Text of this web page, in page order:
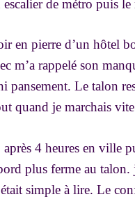
escalier de métro puis
en pierre d’un hôtel
m’a rappelé son
pansement. Le talon
quand je marchais
4 heures en ville
plus ferme au
simple à lire. Le